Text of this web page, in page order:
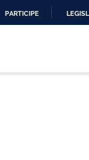
PARTICIPE